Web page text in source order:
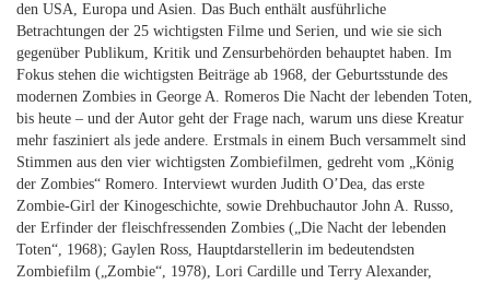
den USA, Europa und Asien. Das Buch enthält ausführliche
Betrachtungen der 25 wichtigsten Filme und Serien, und wie sie sich
gegenüber Publikum, Kritik und Zensurbehörden behauptet haben. Im
Fokus stehen die wichtigsten Beiträge ab 1968, der Geburtsstunde des
modernen Zombies in George A. Romeros Die Nacht der lebenden Toten,
bis heute – und der Autor geht der Frage nach, warum uns diese Kreatur
mehr fasziniert als jede andere. Erstmals in einem Buch versammelt sind
Stimmen aus den vier wichtigsten Zombiefilmen, gedreht vom „König
der Zombies“ Romero. Interviewt wurden Judith O’Dea, das erste
Zombie-Girl der Kinogeschichte, sowie Drehbuchautor John A. Russo,
der Erfinder der fleischfressenden Zombies („Die Nacht der lebenden
Toten“, 1968); Gaylen Ross, Hauptdarstellerin im bedeutendsten
Zombiefilm („Zombie“, 1978), Lori Cardille und Terry Alexander,